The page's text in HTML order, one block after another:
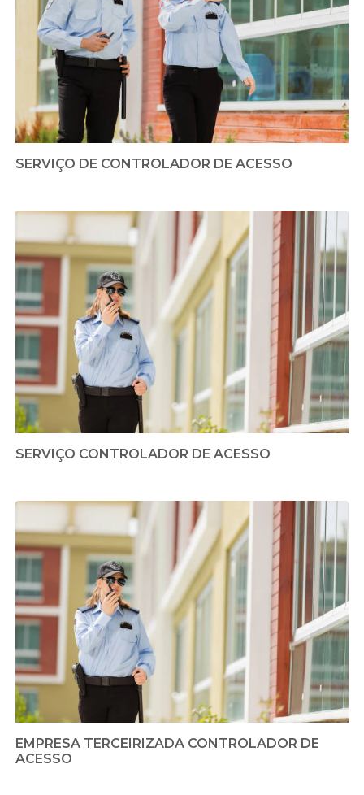
SERVIÇO DE CONTROLADOR DE ACESSO
SERVIÇO CONTROLADOR DE ACESSO
EMPRESA TERCEIRIZADA CONTROLADOR DE
ACESSO